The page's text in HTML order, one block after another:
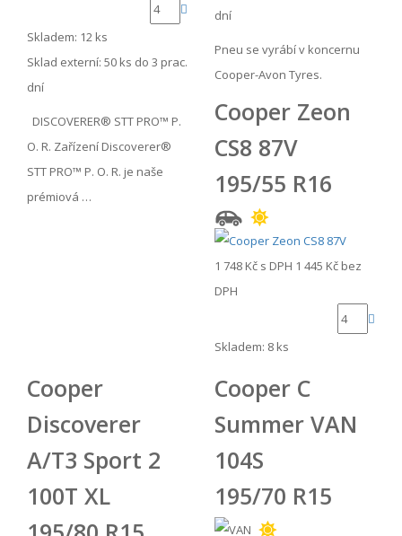
Skladem: 12 ks
Sklad externí: 50 ks do 3 prac.
dní
DISCOVERER® STT PRO™ P.
O. R. Zařízení Discoverer®
STT PRO™ P. O. R. je naše
prémiová …
dní
Pneu se vyrábí v koncernu
Cooper-Avon Tyres.
Cooper Zeon
CS8 87V
195/55 R16
1 748 Kč s DPH 1 445 Kč bez
DPH
Skladem: 8 ks
Cooper
Discoverer
A/T3 Sport 2
100T XL
Cooper C
Summer VAN
104S
195/70 R15